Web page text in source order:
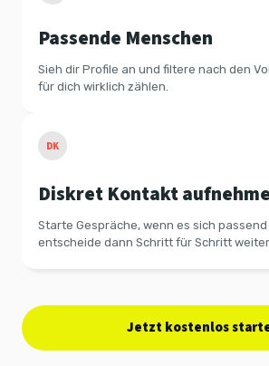
Passende Menschen
Sieh dir Profile an und filtere nach den
für dich wirklich zählen.
DK
Diskret Kontakt
Starte Gespräche, wenn es sich
entscheide dann Schritt für Schritt
Jetzt kostenlos